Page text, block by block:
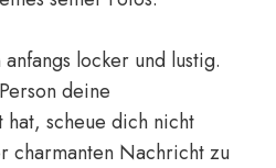
locker und lustig.
deine
scheue dich nicht
charmanten Nachricht zu